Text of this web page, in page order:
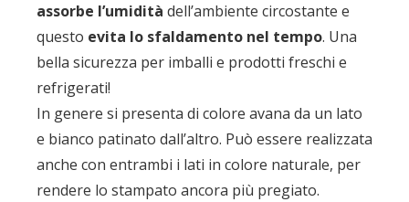
assorbe l’umidità dell’ambiente circostante e
questo evita lo sfaldamento nel tempo. Una
bella sicurezza per imballi e prodotti freschi e
refrigerati!
In genere si presenta di colore avana da un lato
e bianco patinato dall’altro. Può essere realizzata
anche con entrambi i lati in colore naturale, per
rendere lo stampato ancora più pregiato.